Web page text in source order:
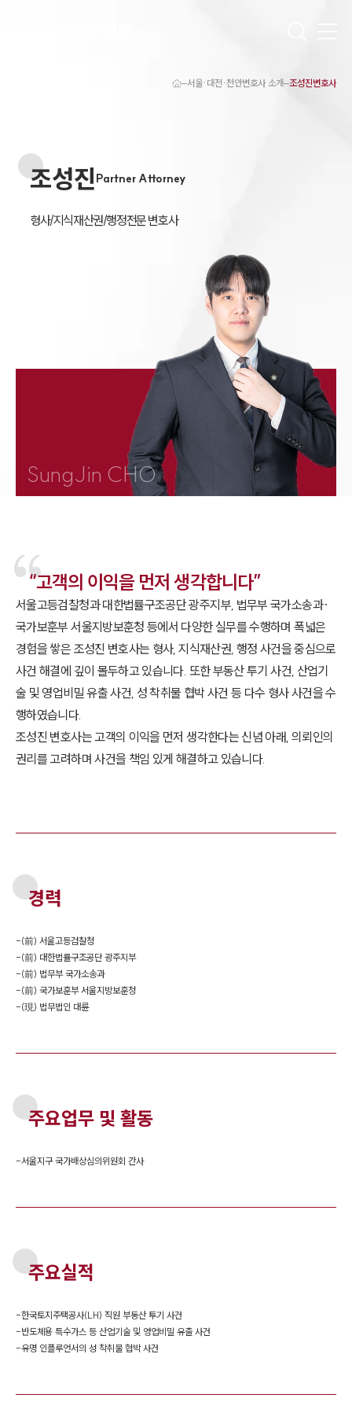
천안이혼전문변호사
천안학교폭력변호사
천안부동산변호사
천안변호사 업무분야
서울·대전·천안변호사 소개 조성진변호사
Partner Attorney
조성진
형사/지식재산권/행정전문 변호사
SungJin CHO
“고객의 이익을 먼저 생각합니다”
서울고등검찰청과 대한법률구조공단 광주지부, 법무부 국가소송과·
국가보훈부 서울지방보훈청 등에서 다양한 실무를 수행하며 폭넓은
경험을 쌓은 조성진 변호사는 형사, 지식재산권, 행정 사건을 중심으로
사건 해결에 깊이 몰두하고 있습니다. 또한 부동산 투기 사건, 산업기
술 및 영업비밀 유출 사건, 성 착취물 협박 사건 등 다수 형사 사건을 수
행하였습니다.
조성진 변호사는 고객의 이익을 먼저 생각한다는 신념 아래, 의뢰인의
권리를 고려하며 사건을 책임 있게 해결하고 있습니다.
경력
-(前) 서울고등검찰청
-(前) 대한법률구조공단 광주지부
-(前) 법무부 국가소송과
-(前) 국가보훈부 서울지방보훈청
-(現) 법무법인 대륜
주요업무 및 활동
-서울지구 국가배상심의위원회 간사
주요실적
-한국토지주택공사(LH) 직원 부동산 투기 사건
-반도체용 특수가스 등 산업기술 및 영업비밀 유출 사건
-유명 인플루언서의 성 착취물 협박 사건